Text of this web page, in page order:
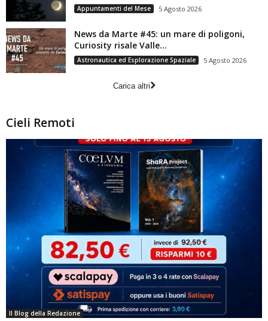
Appuntamenti del Mese 5 Agosto 2026
News da Marte #45: un mare di poligoni,
Curiosity risale Valle...
Astronautica ed Esplorazione Spaziale 5 Agosto 2026
Carica altri
Cieli Remoti
Il Blog della Redazione